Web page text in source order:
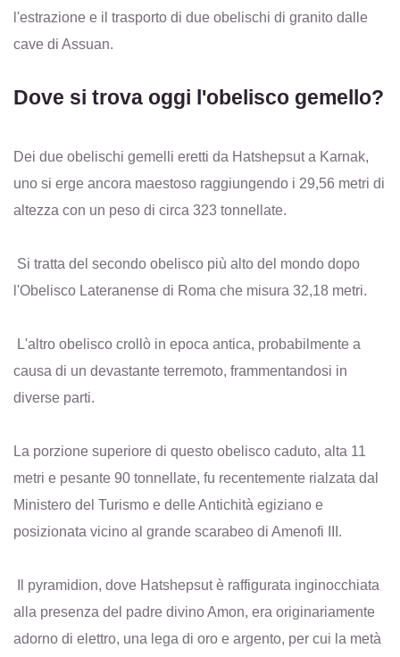
l'estrazione e il trasporto di due obelischi di granito dalle
cave di Assuan.
Dove si trova oggi l'obelisco gemello?
Dei due obelischi gemelli eretti da Hatshepsut a Karnak,
uno si erge ancora maestoso raggiungendo i 29,56 metri di
altezza con un peso di circa 323 tonnellate.
Si tratta del secondo obelisco più alto del mondo dopo
l'Obelisco Lateranense di Roma che misura 32,18 metri.
L'altro obelisco crollò in epoca antica, probabilmente a
causa di un devastante terremoto, frammentandosi in
diverse parti.
La porzione superiore di questo obelisco caduto, alta 11
metri e pesante 90 tonnellate, fu recentemente rialzata dal
Ministero del Turismo e delle Antichità egiziano e
posizionata vicino al grande scarabeo di Amenofi III.
Il pyramidion, dove Hatshepsut è raffigurata inginocchiata
alla presenza del padre divino Amon, era originariamente
adorno di elettro, una lega di oro e argento, per cui la metà